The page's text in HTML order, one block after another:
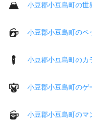
小豆郡小豆島町の世
小豆郡小豆島町のペ
小豆郡小豆島町のカ
小豆郡小豆島町のゲ
小豆郡小豆島町のマ